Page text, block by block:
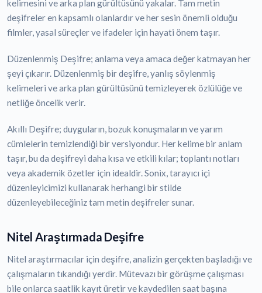
kelimesini ve arka plan gürültüsünü yakalar. Tam metin
deşifreler en kapsamlı olanlardır ve her sesin önemli olduğu
filmler, yasal süreçler ve ifadeler için hayati önem taşır.
Düzenlenmiş Deşifre; anlama veya amaca değer katmayan her
şeyi çıkarır. Düzenlenmiş bir deşifre, yanlış söylenmiş
kelimeleri ve arka plan gürültüsünü temizleyerek özlülüğe ve
netliğe öncelik verir.
Akıllı Deşifre; duyguların, bozuk konuşmaların ve yarım
cümlelerin temizlendiği bir versiyondur. Her kelime bir anlam
taşır, bu da deşifreyi daha kısa ve etkili kılar; toplantı notları
veya akademik özetler için idealdir. Sonix, tarayıcı içi
düzenleyicimizi kullanarak herhangi bir stilde
düzenleyebileceğiniz tam metin deşifreler sunar.
Nitel Araştırmada Deşifre
Nitel araştırmacılar için deşifre, analizin gerçekten başladığı ve
çalışmaların tıkandığı yerdir. Mütevazı bir görüşme çalışması
bile onlarca saatlik kayıt üretir ve kaydedilen saat başına